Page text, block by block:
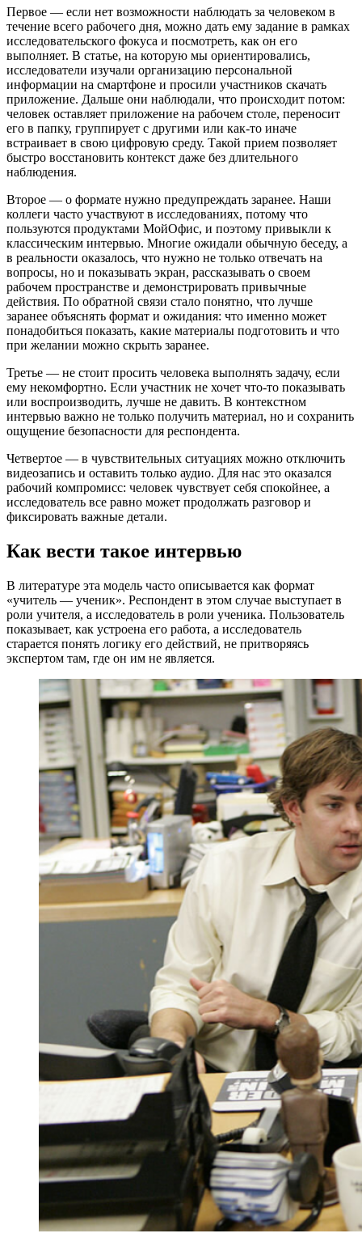
Первое — если нет возможности наблюдать за человеком в
течение всего рабочего дня, можно дать ему задание в рамках
исследовательского фокуса и посмотреть, как он его
выполняет. В статье, на которую мы ориентировались,
исследователи изучали организацию персональной
информации на смартфоне и просили участников скачать
приложение. Дальше они наблюдали, что происходит потом:
человек оставляет приложение на рабочем столе, переносит
его в папку, группирует с другими или как-то иначе
встраивает в свою цифровую среду. Такой прием позволяет
быстро восстановить контекст даже без длительного
наблюдения.
Второе — о формате нужно предупреждать заранее. Наши
коллеги часто участвуют в исследованиях, потому что
пользуются продуктами МойОфис, и поэтому привыкли к
классическим интервью. Многие ожидали обычную беседу, а
в реальности оказалось, что нужно не только отвечать на
вопросы, но и показывать экран, рассказывать о своем
рабочем пространстве и демонстрировать привычные
действия. По обратной связи стало понятно, что лучше
заранее объяснять формат и ожидания: что именно может
понадобиться показать, какие материалы подготовить и что
при желании можно скрыть заранее.
Третье — не стоит просить человека выполнять задачу, если
ему некомфортно. Если участник не хочет что-то показывать
или воспроизводить, лучше не давить. В контекстном
интервью важно не только получить материал, но и сохранить
ощущение безопасности для респондента.
Четвертое — в чувствительных ситуациях можно отключить
видеозапись и оставить только аудио. Для нас это оказался
рабочий компромисс: человек чувствует себя спокойнее, а
исследователь все равно может продолжать разговор и
фиксировать важные детали.
Как вести такое интервью
В литературе эта модель часто описывается как формат
«учитель — ученик». Респондент в этом случае выступает в
роли учителя, а исследователь в роли ученика. Пользователь
показывает, как устроена его работа, а исследователь
старается понять логику его действий, не притворяясь
экспертом там, где он им не является.